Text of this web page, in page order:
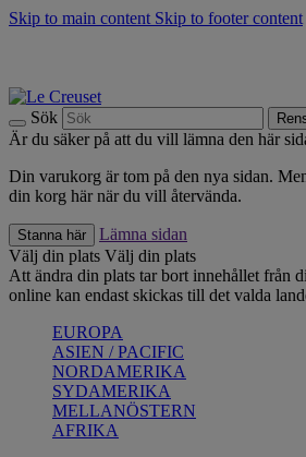
Skip to main content Skip to footer content
Sök
Är du säker på att du vill lämna den här
Din varukorg är tom på den nya sidan.
din korg här när du vill återvända.
Stanna här
Lämna sidan
Välj din plats Välj din plats
Att ändra din plats tar bort innehållet från
online kan endast skickas till det valda
EUROPA
ASIEN / PACIFIC
NORDAMERIKA
SYDAMERIKA
MELLANÖSTERN
AFRIKA